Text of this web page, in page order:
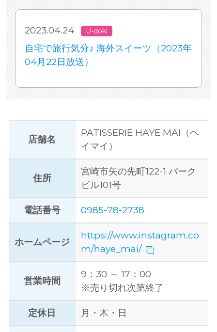
2023.04.24 U-doki
自宅で旅行気分♪ 海外スイーツ（2023年
04月22日放送）
店舗名
PATISSERIE HAYE MAI（ヘ
イマイ）
住所
宮崎市矢の先町122-1 パーク
ビル101号
電話番号 0985-78-2738
ホームページ
https://www.instagram.co
m/haye_mai/
営業時間
9：30 ～ 17：00
※売り切れ次第終了
定休日 月・木・日